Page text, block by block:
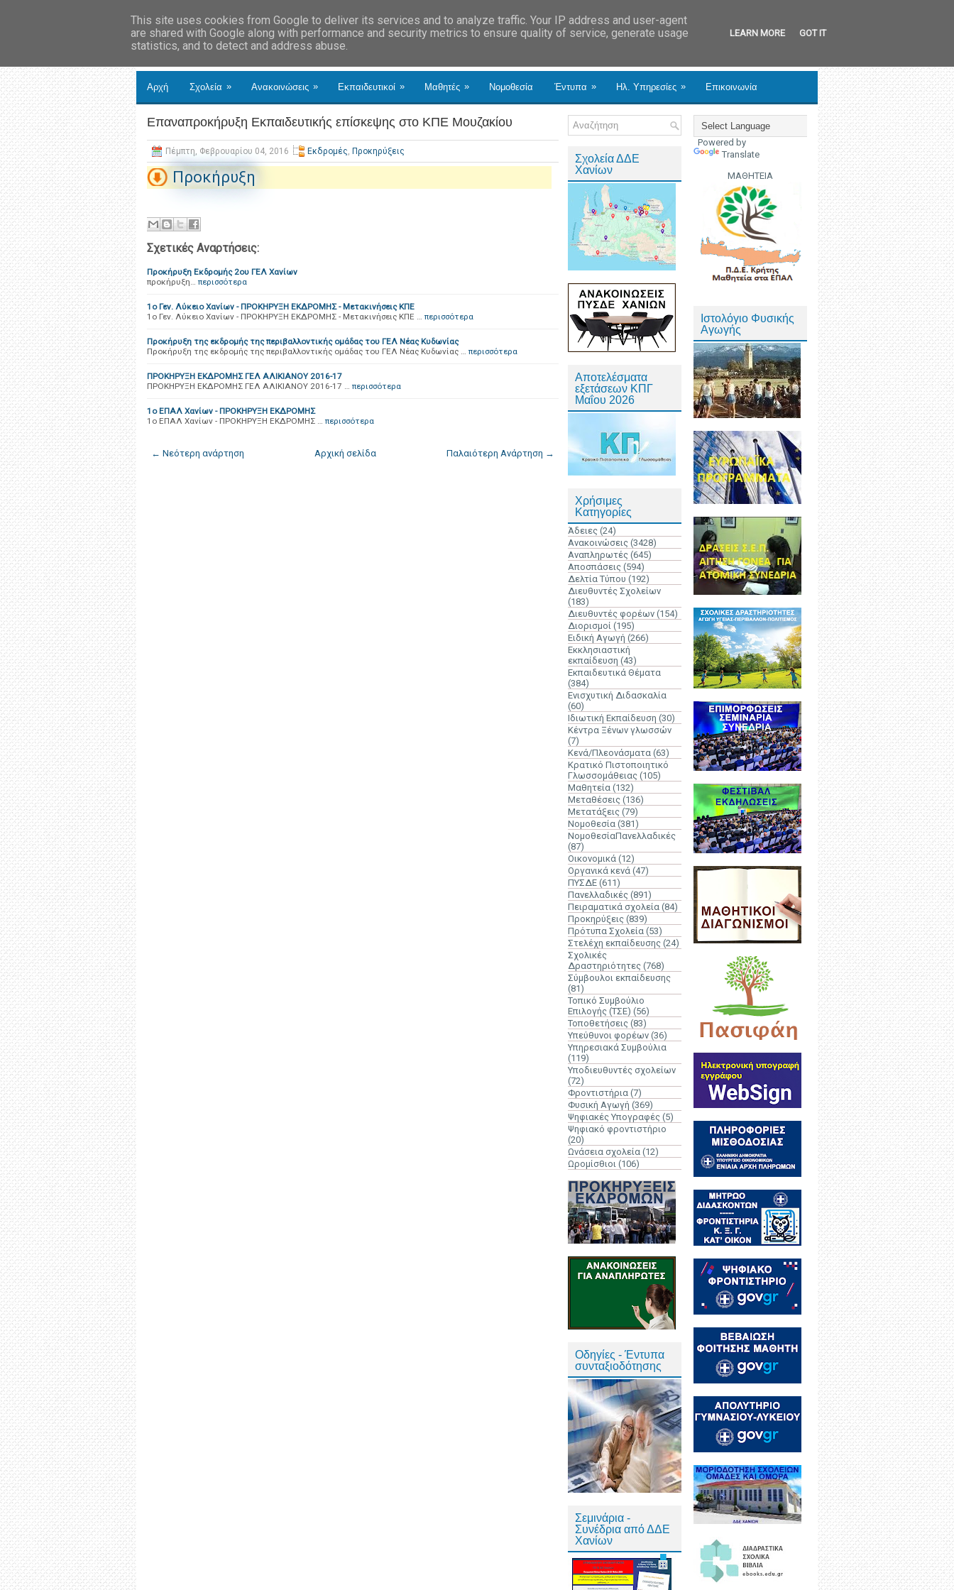
Αρχή Σχολεία » Ανακοινώσεις » Εκπαιδευτικοί » Μαθητές » Νομοθεσία Έντυπα » Ηλ. Υπηρεσίες » Επικοινωνία
Επαναπροκήρυξη Εκπαιδευτικής επίσκεψης στο ΚΠΕ Μουζακίου
Πέμπτη, Φεβρουαρίου 04, 2016 Εκδρομές, Προκηρύξεις
Προκήρυξη
Σχετικές Αναρτήσεις:
Προκήρυξη Εκδρομής 2ου ΓΕΛ Χανίων
προκήρυξη… περισσότερα
1ο Γεν. Λύκειο Χανίων - ΠΡΟΚΗΡΥΞΗ ΕΚΔΡΟΜΗΣ - Mετακινήσεις ΚΠΕ
1ο Γεν. Λύκειο Χανίων - ΠΡΟΚΗΡΥΞΗ ΕΚΔΡΟΜΗΣ - Mετακινήσεις ΚΠΕ … περισσότερα
Προκήρυξη της εκδρομής της περιβαλλοντικής ομάδας του ΓΕΛ Νέας Κυδωνίας
Προκήρυξη της εκδρομής της περιβαλλοντικής ομάδας του ΓΕΛ Νέας Κυδωνίας … περισσότερα
ΠΡΟΚΗΡΥΞΗ ΕΚΔΡΟΜΗΣ ΓΕΛ ΑΛΙΚΙΑΝΟΥ 2016-17
ΠΡΟΚΗΡΥΞΗ ΕΚΔΡΟΜΗΣ ΓΕΛ ΑΛΙΚΙΑΝΟΥ 2016-17 … περισσότερα
1ο ΕΠΑΛ Χανίων - ΠΡΟΚΗΡΥΞΗ ΕΚΔΡΟΜΗΣ
1ο ΕΠΑΛ Χανίων - ΠΡΟΚΗΡΥΞΗ ΕΚΔΡΟΜΗΣ … περισσότερα
← Νεότερη ανάρτηση Παλαιότερη Ανάρτηση →
Αρχική σελίδα
Σχολεία ΔΔΕ
Χανίων
Αποτελέσματα
εξετάσεων ΚΠΓ
Μαΐου 2026
Χρήσιμες
Κατηγορίες
Άδειες (24)
Ανακοινώσεις (3428)
Αναπληρωτές (645)
Αποσπάσεις (594)
Δελτία Τύπου (192)
Διευθυντές Σχολείων
(183)
Διευθυντές φορέων (154)
Διορισμοί (195)
Ειδική Αγωγή (266)
Εκκλησιαστική
εκπαίδευση (43)
Εκπαιδευτικά Θέματα
(384)
Ενισχυτική Διδασκαλία
(60)
Ιδιωτική Εκπαίδευση (30)
Κέντρα Ξένων γλωσσών
(7)
Κενά/Πλεονάσματα (63)
Κρατικό Πιστοποιητικό
Γλωσσομάθειας (105)
Μαθητεία (132)
Μεταθέσεις (136)
Μετατάξεις (79)
Νομοθεσία (381)
ΝομοθεσίαΠανελλαδικές
(87)
Οικονομικά (12)
Οργανικά κενά (47)
ΠΥΣΔΕ (611)
Πανελλαδικές (891)
Πειραματικά σχολεία (84)
Προκηρύξεις (839)
Πρότυπα Σχολεία (53)
Στελέχη εκπαίδευσης (24)
Σχολικές
Δραστηριότητες (768)
Σύμβουλοι εκπαίδευσης
(81)
Τοπικό Συμβούλιο
Επιλογής (ΤΣΕ) (56)
Τοποθετήσεις (83)
Υπεύθυνοι φορέων (36)
Υπηρεσιακά Συμβούλια
(119)
Υποδιευθυντές σχολείων
(72)
Φροντιστήρια (7)
Φυσική Αγωγή (369)
Ψηφιακές Υπογραφές (5)
Ψηφιακό φροντιστήριο
(20)
Ωνάσεια σχολεία (12)
Ωρομίσθιοι (106)
Οδηγίες - Έντυπα
συνταξιοδότησης
Σεμινάρια -
Συνέδρια από ΔΔΕ
Χανίων
Powered by
Translate
ΜΑΘΗΤΕΙΑ
Ιστολόγιο Φυσικής
Αγωγής
This site uses cookies from Google to deliver its services and to analyze traffic. Your IP address and user-agent
are shared with Google along with performance and security metrics to ensure quality of service, generate usage
statistics, and to detect and address abuse.
LEARN MORE GOT IT